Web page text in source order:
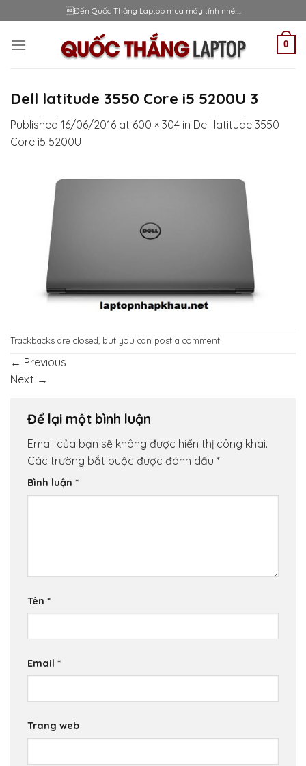
to
content
Đến Quốc Thắng Laptop mua máy tính nhé!...
0
Dell latitude 3550 Core i5 5200U 3
Published 16/06/2016 at 600 × 304 in Dell latitude 3550
Core i5 5200U
Trackbacks are closed, but you can post a comment
← Previous
Next →
Để lại một bình luận
Email của bạn sẽ không được hiển thị công khai.
Các trường bắt buộc được đánh dấu *
Bình luận *
Tên *
Email *
Trang web